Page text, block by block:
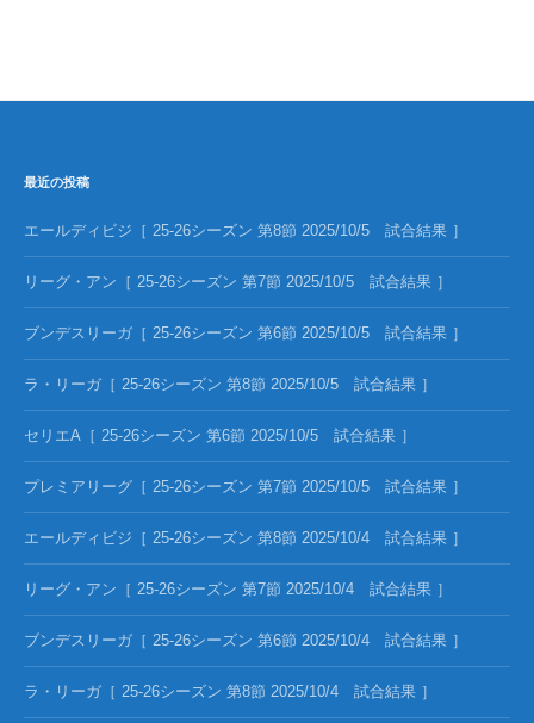
最近の投稿
エールディビジ［ 25-26シーズン 第8節 2025/10/5 試合結果 ］
リーグ・アン［ 25-26シーズン 第7節 2025/10/5 試合結果 ］
ブンデスリーガ［ 25-26シーズン 第6節 2025/10/5 試合結果 ］
ラ・リーガ［ 25-26シーズン 第8節 2025/10/5 試合結果 ］
セリエA［ 25-26シーズン 第6節 2025/10/5 試合結果 ］
プレミアリーグ［ 25-26シーズン 第7節 2025/10/5 試合結果 ］
エールディビジ［ 25-26シーズン 第8節 2025/10/4 試合結果 ］
リーグ・アン［ 25-26シーズン 第7節 2025/10/4 試合結果 ］
ブンデスリーガ［ 25-26シーズン 第6節 2025/10/4 試合結果 ］
ラ・リーガ［ 25-26シーズン 第8節 2025/10/4 試合結果 ］